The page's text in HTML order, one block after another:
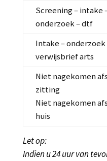
Screening – intake
onderzoek – dtf
Intake – onderzoek
verwijsbrief arts
Niet nagekomen
zitting
Niet nagekomen
huis
Let op:
Indien u 24 uur van